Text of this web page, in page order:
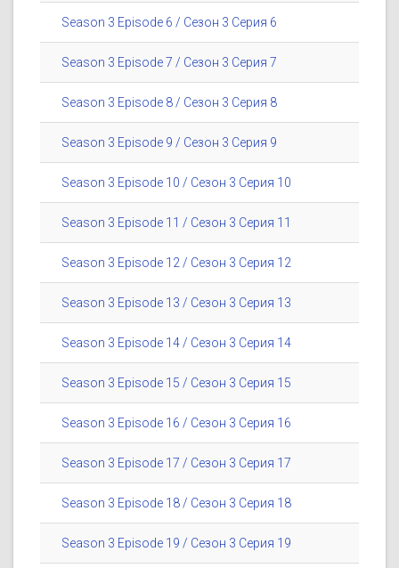
Season 3 Episode 6 / Сезон 3 Серия 6
Season 3 Episode 7 / Сезон 3 Серия 7
Season 3 Episode 8 / Сезон 3 Серия 8
Season 3 Episode 9 / Сезон 3 Серия 9
Season 3 Episode 10 / Сезон 3 Серия 10
Season 3 Episode 11 / Сезон 3 Серия 11
Season 3 Episode 12 / Сезон 3 Серия 12
Season 3 Episode 13 / Сезон 3 Серия 13
Season 3 Episode 14 / Сезон 3 Серия 14
Season 3 Episode 15 / Сезон 3 Серия 15
Season 3 Episode 16 / Сезон 3 Серия 16
Season 3 Episode 17 / Сезон 3 Серия 17
Season 3 Episode 18 / Сезон 3 Серия 18
Season 3 Episode 19 / Сезон 3 Серия 19